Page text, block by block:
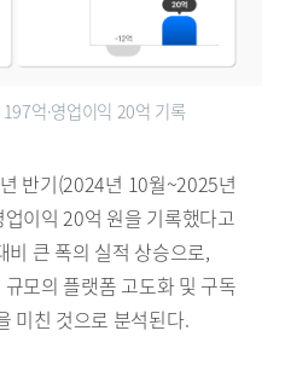
억·영업이익 20억 기록
반기(2024년 10월~2025년
이익 20억 원을 기록했다고
비 큰 폭의 실적 상승으로,
모의 플랫폼 고도화 및 구독
미친 것으로 분석된다.